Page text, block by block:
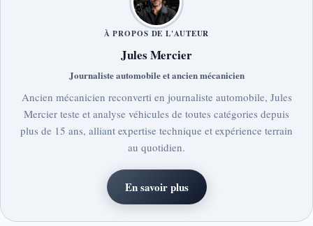
À PROPOS DE L'AUTEUR
Jules Mercier
Journaliste automobile et ancien mécanicien
Ancien mécanicien reconverti en journaliste automobile, Jules
Mercier teste et analyse véhicules de toutes catégories depuis
plus de 15 ans, alliant expertise technique et expérience terrain
au quotidien.
En savoir plus